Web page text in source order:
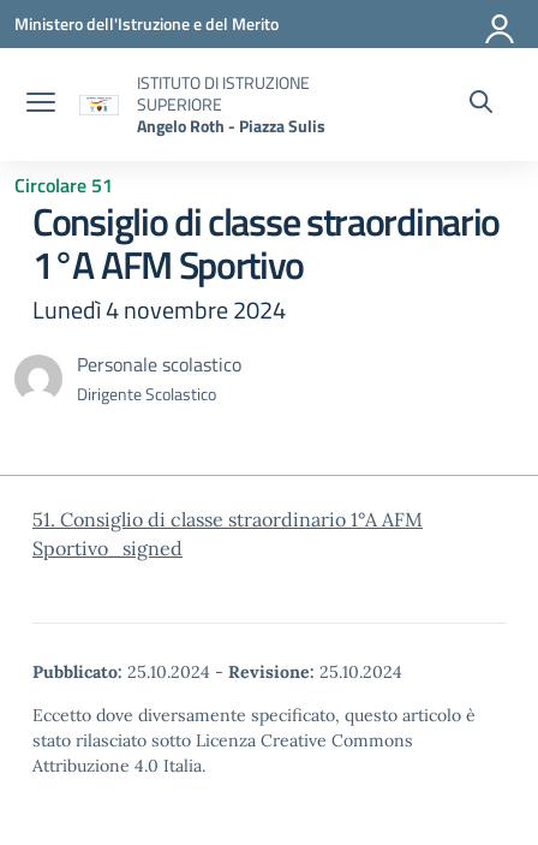
Vai ai contenuti
Vai al menu di navigazione
Vai al footer
Ministero dell'Istruzione e del Merito
ISTITUTO DI ISTRUZIONE
SUPERIORE
Angelo Roth - Piazza Sulis
Circolare 51
Consiglio di classe straordinario
1°A AFM Sportivo
Lunedì 4 novembre 2024
Personale scolastico
Dirigente Scolastico
51. Consiglio di classe straordinario 1°A AFM
Sportivo_signed
Pubblicato: 25.10.2024 - Revisione: 25.10.2024
Eccetto dove diversamente specificato, questo articolo è
stato rilasciato sotto Licenza Creative Commons
Attribuzione 4.0 Italia.